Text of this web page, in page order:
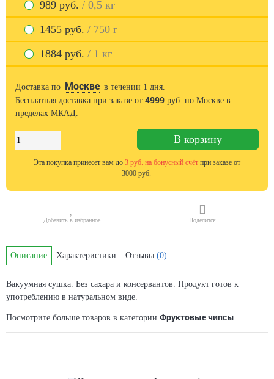
989 руб. / 0,5 кг
1455 руб. / 750 г
1884 руб. / 1 кг
Доставка по Москве в течении 1 дня.
Бесплатная доставка при заказе от 4999 руб. по Москве в
пределах МКАД.
В корзину
Эта покупка принесет вам до 3 руб. на бонусный счёт при заказе от
3000 руб.
Добавить в избранное Поделится
Описание Характеристики Отзывы (0)
Вакуумная сушка. Без сахара и консервантов. Продукт готов к
употреблению в натуральном виде.
Посмотрите больше товаров в категории Фруктовые чипсы.